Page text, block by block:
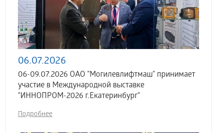
06.07.2026
06-09.07.2026 ОАО "Могилевлифтмаш" принимает
участие в Международной выставке
"ИННОПРОМ-2026 г.Екатеринбург"
Подробнее